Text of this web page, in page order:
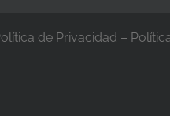
de Privacidad –